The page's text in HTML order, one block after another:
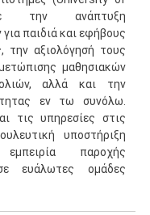
την ανάπτυξη
παιδιά και εφήβους
την αξιολόγησή τους
μαθησιακών
αλλά και την
εν τω συνόλω.
τις υπηρεσίες στις
υποστήριξη
παροχής
ευάλωτες ομάδες